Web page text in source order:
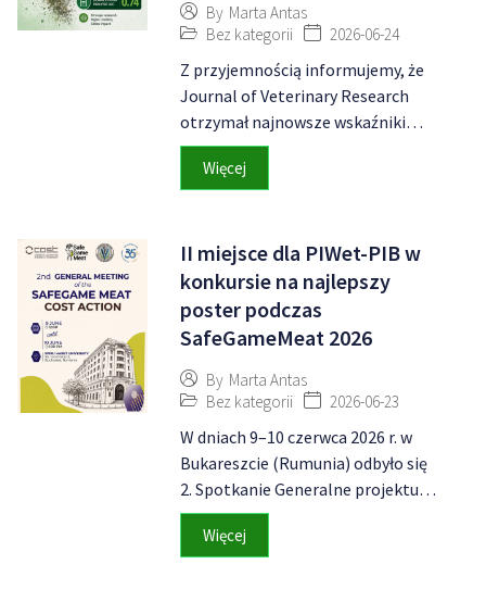
By Marta Antas
Bez kategorii
2026-06-24
Z przyjemnością informujemy, że
Journal of Veterinary Research
otrzymał najnowsze wskaźniki…
Więcej
II miejsce dla PIWet-PIB w
konkursie na najlepszy
poster podczas
SafeGameMeat 2026
By Marta Antas
Bez kategorii
2026-06-23
W dniach 9–10 czerwca 2026 r. w
Bukareszcie (Rumunia) odbyło się
2. Spotkanie Generalne projektu…
Więcej